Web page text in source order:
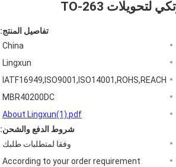
تفاصيل المنتج:
China
Lingxun
IATF16949,ISO9001,ISO14001,ROHS,REACH
MBR40200DC
About Lingxun(1).pdf
شروط الدفع والشحن:
وفقا لمتطلبات طلبك
According to your order requirement